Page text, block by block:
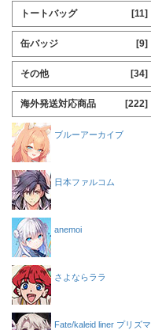
トートバッグ [11]
缶バッジ [9]
その他 [34]
海外発送対応商品 [222]
ブルーアーカイブ
日本ファルコム
anemoi
さよならララ
Fate/kaleid liner プリズマ